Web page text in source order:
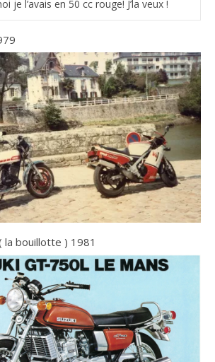
je l’avais en 50 cc rouge! J’la veux !
la bouillotte ) 1981